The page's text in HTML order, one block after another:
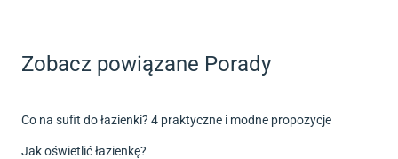
Zobacz powiązane Porady
Co na sufit do łazienki? 4 praktyczne i modne propozycje
Jak oświetlić łazienkę?